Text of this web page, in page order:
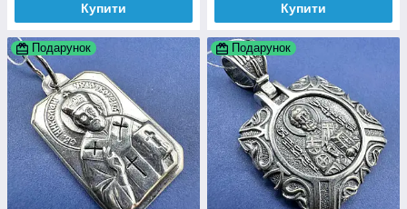
Купити Купити
Подарунок Подарунок